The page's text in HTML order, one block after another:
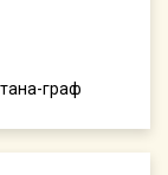
граф